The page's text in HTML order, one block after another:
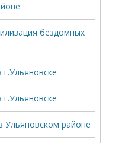
бездомных
Ульяновском районе